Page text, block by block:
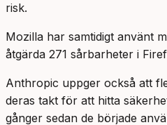
risk.
Mozilla har samtidigt använt
åtgärda 271 sårbarheter i
Anthropic uppger också att
deras takt för att hitta
gånger sedan de började